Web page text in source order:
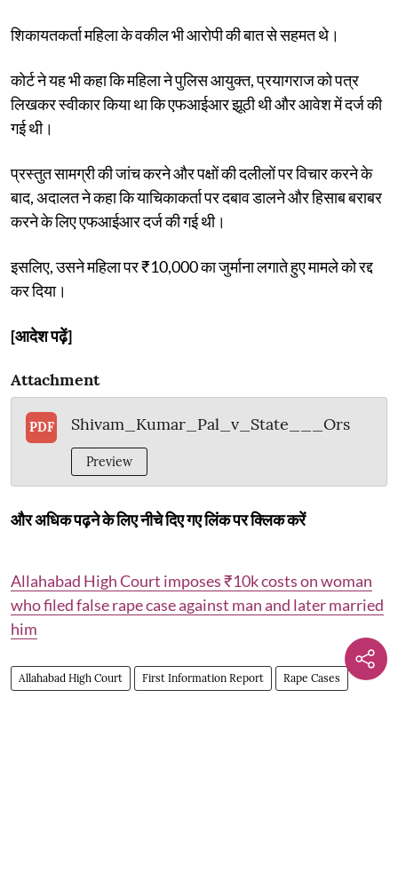
शिकायतकर्ता महिला के वकील भी आरोपी की बात से सहमत थे।
कोर्ट ने यह भी कहा कि महिला ने पुलिस आयुक्त, प्रयागराज को पत्र
लिखकर स्वीकार किया था कि एफआईआर झूठी थी और आवेश में दर्ज की
गई थी।
प्रस्तुत सामग्री की जांच करने और पक्षों की दलीलों पर विचार करने के
बाद, अदालत ने कहा कि याचिकाकर्ता पर दबाव डालने और हिसाब बराबर
करने के लिए एफआईआर दर्ज की गई थी।
इसलिए, उसने महिला पर ₹10,000 का जुर्माना लगाते हुए मामले को रद्द
कर दिया।
[आदेश पढ़ें]
Attachment
PDF Shivam_Kumar_Pal_v_State___Ors
Preview
और अधिक पढ़ने के लिए नीचे दिए गए लिंक पर क्लिक करें
Allahabad High Court imposes ₹10k costs on woman
who filed false rape case against man and later married
him
Allahabad High Court First Information Report Rape Cases